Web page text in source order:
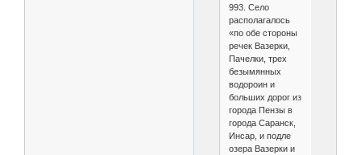
993. Село
располагалось
«по обе стороны
речек Вазерки,
Пачелки, трех
безымянных
водороин и
больших дорог из
города Пензы в
города Саранск,
Инсар, и подле
озера Вазерки и